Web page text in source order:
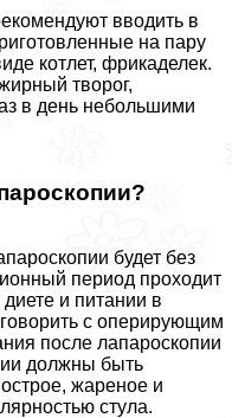
вводить в
на пару
котлет, фрикаделек.
творог,
в день небольшими
будет без
период проходит
и питании в
с оперирующим
после лапароскопии
должны быть
жареное и
стула.